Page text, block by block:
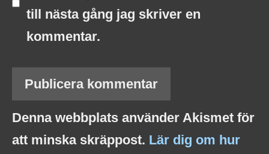
till nästa gång jag skriver en
kommentar.
Denna webbplats använder Akismet för
att minska skräppost. Lär dig om hur